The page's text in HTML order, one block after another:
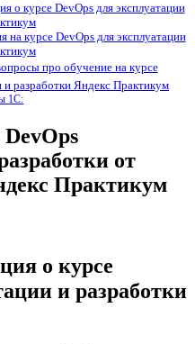
о курсе DevOps для эксплуатации
на курсе DevOps для эксплуатации
про обучение на курсе
и разработки Яндекс Практикум
1С:
от
Практикум
о курсе
и разработки